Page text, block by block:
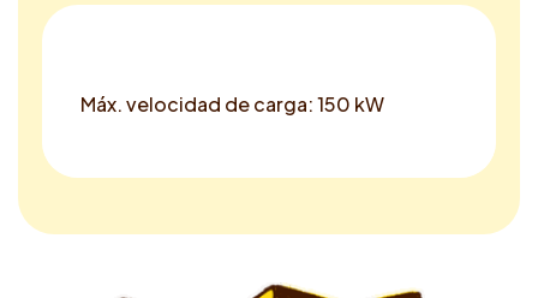
Máx. velocidad de carga: 150 kW